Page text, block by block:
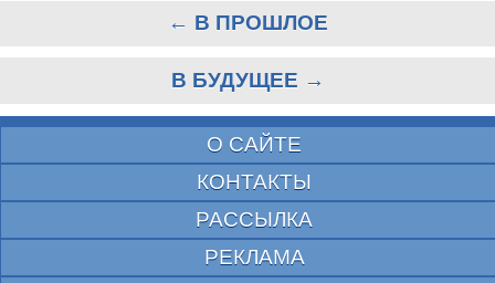
← В ПРОШЛОЕ
В БУДУЩЕЕ →
О САЙТЕ
КОНТАКТЫ
РАССЫЛКА
РЕКЛАМА